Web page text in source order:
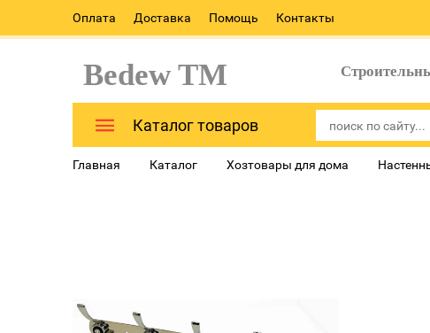
Оплата Доставка Помощь Контакты
Bedew TM
Каталог товаров
Главная Каталог Хозтовары для дома